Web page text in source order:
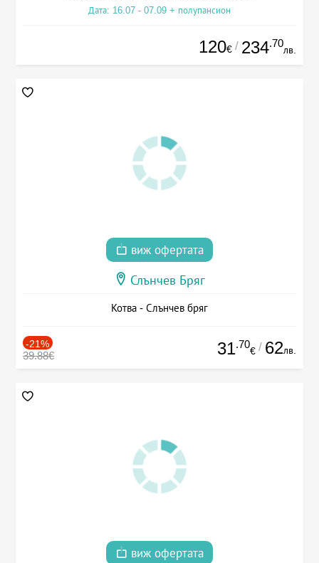
Дата: 16.07 - 07.09 + полупансион
120€ / 234.70
лв.
виж офертата
Слънчев Бряг
Котва - Слънчев бряг
-21%
39.88€ 31.70
€ / 62лв.
виж офертата